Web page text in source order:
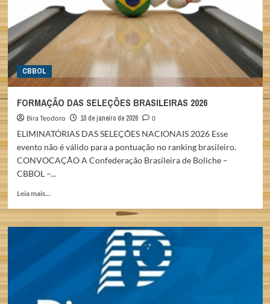
CBBOL
FORMAÇÃO DAS SELEÇÕES BRASILEIRAS 2026
Bira Teodoro 10 de janeiro de 2026
0
ELIMINATÓRIAS DAS SELEÇÕES NACIONAIS 2026 Esse
evento não é válido para a pontuação no ranking brasileiro.
CONVOCAÇÃO A Confederação Brasileira de Boliche –
CBBOL –...
Leia mais...
FORMAÇÃO
SELEÇÕES